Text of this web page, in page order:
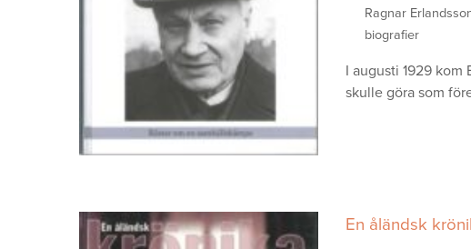
Ragnar
biografier
I augusti 1929 kom
skulle göra som
En åländsk